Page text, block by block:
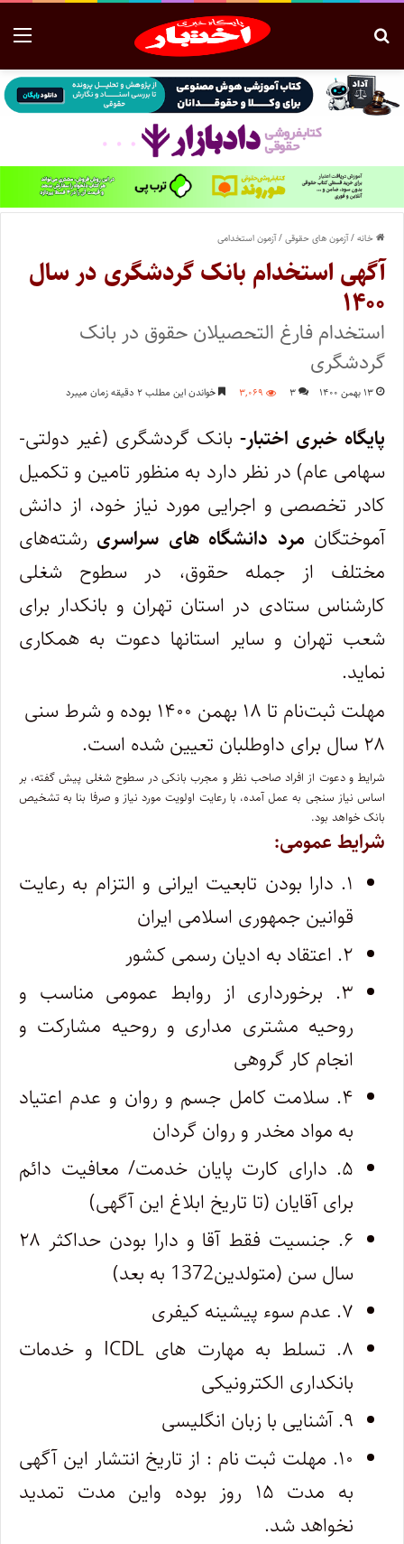
خانه/آزمون های حقوقی/آزمون استخدامی
آگهی استخدام بانک گردشگری در سال
۱۴۰۰
استخدام فارغ التحصیلان حقوق در بانک
گردشگری
۱۳ بهمن ۱۴۰۰ ۳ ۳,۰۶۹ خواندن این مطلب ۲ دقیقه زمان میبرد
پایگاه خبری اختبار- بانک گردشگری (غیر دولتی‏-
سهامی عام) در نظر دارد به منظور تامین و تکمیل
کادر تخصصی و اجرایی مورد نیاز خود، از دانش
آموختگان مرد دانشگاه های سراسری رشته‌های
مختلف از جمله حقوق، در سطوح شغلی
کارشناس ستادی در استان تهران و بانکدار برای
شعب تهران و سایر استانها دعوت به همکاری
نماید.
مهلت ثبت‌نام تا ۱۸ بهمن ۱۴۰۰ بوده و شرط سنی
۲۸ سال برای داوطلبان تعیین شده است.
شرایط و دعوت از افراد صاحب نظر و مجرب بانکی در سطوح شغلی پیش گفته، بر
اساس نیاز سنجی به عمل آمده، با رعایت اولویت مورد نیاز و صرفا بنا به تشخیص
بانک خواهد بود.
شرایط عمومی:
۱. دارا بودن تابعیت ایرانی و التزام به رعایت
قوانین جمهوری اسلامی ایران
۲. اعتقاد به ادیان رسمی کشور
۳. برخورداری از روابط عمومی مناسب و
روحیه مشتری مداری و روحیه مشارکت و
انجام کار گروهی
۴. سلامت کامل جسم و روان و عدم اعتیاد
به مواد مخدر و روان گردان
۵. دارای کارت پایان خدمت‏/ معافیت دائم
برای آقایان (تا تاریخ ابلاغ این آگهی)
۶. جنسیت فقط آقا و دارا بودن حداکثر ۲۸
سال سن (متولدین1372 به بعد)
۷. عدم سوء پیشینه کیفری
۸. تسلط به مهارت های ICDL و خدمات
بانکداری الکترونیکی
۹. آشنایی با زبان انگلیسی
۱۰. مهلت ثبت نام : از تاریخ انتشار این آگهی
به مدت ۱۵ روز بوده واین مدت تمدید
نخواهد شد.